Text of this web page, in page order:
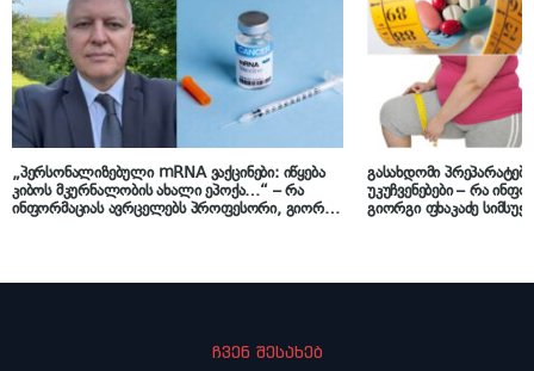
„პერსონალიზებული mRNA ვაქცინები: იწყება
კიბოს მკურნალობის ახალი ეპოქა…“ – რა
ინფორმაციას ავრცელებს პროფესორი, გიორგი
გასახდომი
უკუჩვენებები – რა
გიორგი ფხაკაძე
ჩვენ შესახებ